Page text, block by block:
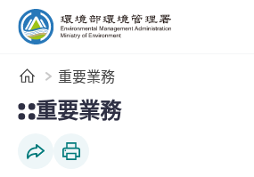
跳到主要內容區塊
首頁重要業務
重要業務